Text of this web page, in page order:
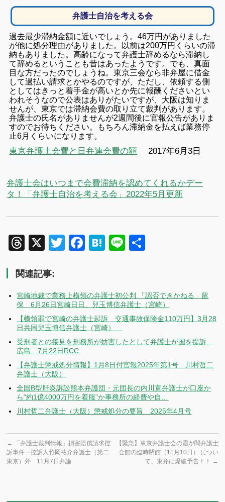
弁護士自治を考える会
過去最少滞納金額に近いでしょう。46万円がありました
が他に処分理由がありました。以前は200万円くらいの滞
納もありました。高齢になって弁護士辞めるなら滞納し
て辞めるということも昔はあったようです。でも、真面
目な方だったのでしょうね。東京三会なら非弁屋に借金
して過払い請求とかやるのですが、ただし、依頼する側
としてはきっと着手金が高いとか先に報酬くださいとい
われそうなので公表はありがたいですが、大阪は知りま
せんが、東京では滞納会費の取り立て裁判があります。
弁護士の氏名がありませんが2週間後に官報公告がありま
すのでお待ちください。もちろん滞納金を払えば業務停
止6月くらいになります。
東京弁護士会費と日弁連会費の額 2017年6月3日
弁護士会はいつまで会費滞納を認めてくれるかデー
タ！「弁護士自治を考える会」2022年5月更新
Threads
X Twitter
Facebook
Hatena
Line
関連記事:
宮崎地裁で業務上横領の弁護士初公判 「認否できかねる」留
保 6月26日宮崎日日、兒玉博信弁護士（宮崎）
【横領罪で宮崎の弁護士起訴 交通事故保険金110万円】3月28
日共同兒玉博信弁護士（宮崎）
受刑者との接見を刑務所が妨害したとして弁護士が国を提訴
広島 7月22日RCC
【弁護士懲戒処分情報】1月8日付官報2025年第1号 川村哲二
弁護士（大阪）
全国B型肝炎訴訟熊本弁護団・元団長の内川寛弁護士が口座か
ら“約1億4000万円を着服”か事務所の経費や自…
川村哲二弁護士（大阪）懲戒処分の要旨 2025年4月号
←
「弁護士裁判情報」損害賠償請求控
訴事件・控訴人竹岡祐介弁護士（第二
東京）外 11月7日弁論
【緊急】東京弁護士会の霞が関弁護士
会館の臨時閉館（11月10日） につい
て、東弁に爆破予告！！
→